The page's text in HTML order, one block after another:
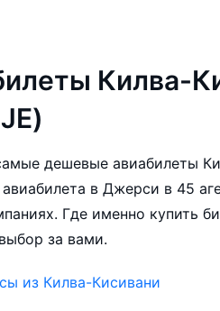
Килва-
дешевые авиабилеты
в Джерси в 45
Где именно купить
за вами.
из Килва-Кисивани